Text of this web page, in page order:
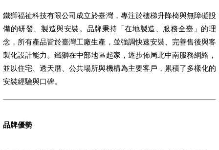
鐵獅福祉科技有限公司成立於臺灣，專注於樓梯升降椅與無障礙設
備的研發、製造與安裝。品牌秉持「在地製造、服務全臺」的理
念，所有產品皆於臺灣工廠生產，並強調快速安裝、完善售後與客
製化設計能力。鐵獅在中部地區起家，逐步佈局北中南服務網絡，
並以住宅、透天厝、公共場所與機構為主要客戶，累積了多樣化的
安裝經驗與口碑。
品牌優勢